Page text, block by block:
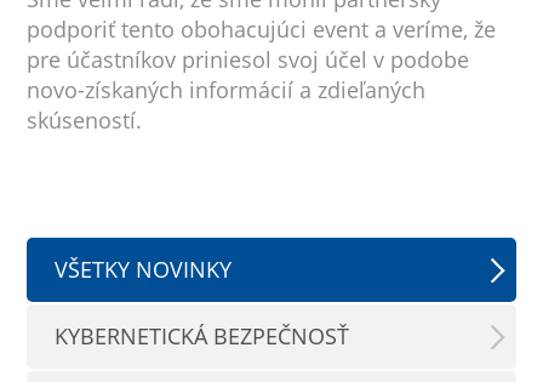
podporiť tento obohacujúci event a veríme, že
pre účastníkov priniesol svoj účel v podobe
novo-získaných informácií a zdieľaných
skúseností.
VŠETKY NOVINKY
KYBERNETICKÁ BEZPEČNOSŤ